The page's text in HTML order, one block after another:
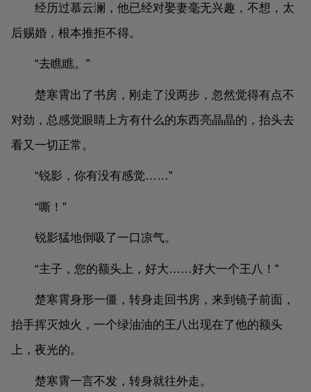
经历过慕云澜，他已经对娶妻毫无兴趣，不想，太
后赐婚，根本推拒不得。
“去瞧瞧。”
楚寒霄出了书房，刚走了没两步，忽然觉得有点不
对劲，总感觉眼睛上方有什么的东西亮晶晶的，抬头去
看又一切正常。
“锐影，你有没有感觉……”
“嘶！”
锐影猛地倒吸了一口凉气。
“主子，您的额头上，好大……好大一个王八！”
楚寒霄身形一僵，转身走回书房，来到镜子前面，
抬手挥灭烛火，一个绿油油的王八出现在了他的额头
上，夜光的。
楚寒霄一言不发，转身就往外走。